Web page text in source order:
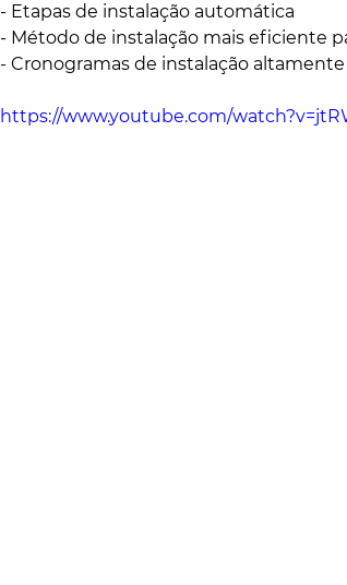
- Etapas de instalação automática
- Método de instalação mais eficiente
- Cronogramas de instalação
https://www.youtube.com/